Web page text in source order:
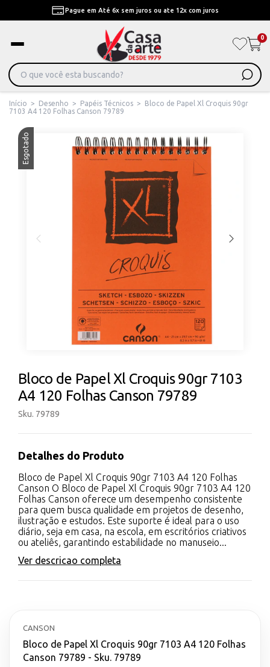
Pague em Até 6x sem juros ou ate 12x com juros
0
Início > Desenho > Papéis Técnicos >
Bloco de Papel Xl Croquis 90gr
7103 A4 120 Folhas Canson 79789
Esgotado
Bloco de Papel Xl Croquis 90gr 7103
A4 120 Folhas Canson 79789
Sku. 79789
Detalhes do Produto
Bloco de Papel Xl Croquis 90gr 7103 A4 120 Folhas
Canson O Bloco de Papel Xl Croquis 90gr 7103 A4 120
Folhas Canson oferece um desempenho consistente
para quem busca qualidade em projetos de desenho,
ilustração e estudos. Este suporte é ideal para o uso
diário, seja em casa, na escola, em escritórios criativos
ou ateliês, garantindo estabilidade no manuseio...
Ver descricao completa
CANSON
Bloco de Papel Xl Croquis 90gr 7103 A4 120 Folhas
Canson 79789 - Sku. 79789